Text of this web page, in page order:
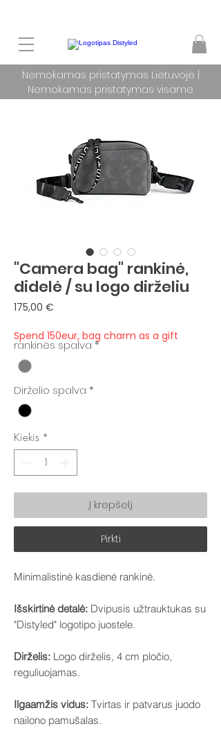
Nemokamas pristatymas Lietuvoje |
Nemokamas pristatymas visame
"Camera bag" rankinė,
didelė / su logo dirželiu
175,00 €
Spend 150eur, bag charm as a gift
rankinės spalva *
Dirželio spalva *
Kiekis *
Į krepšelį
Pirkti
Minimalistinė kasdienė rankinė.
Išskirtinė detalė: Dvipusis užtrauktukas su
"Distyled" logotipo juostele.
Dirželis: Logo dirželis, 4 cm pločio,
reguliuojamas.
Ilgaamžis vidus: Tvirtas ir patvarus juodo
nailono pamušalas.